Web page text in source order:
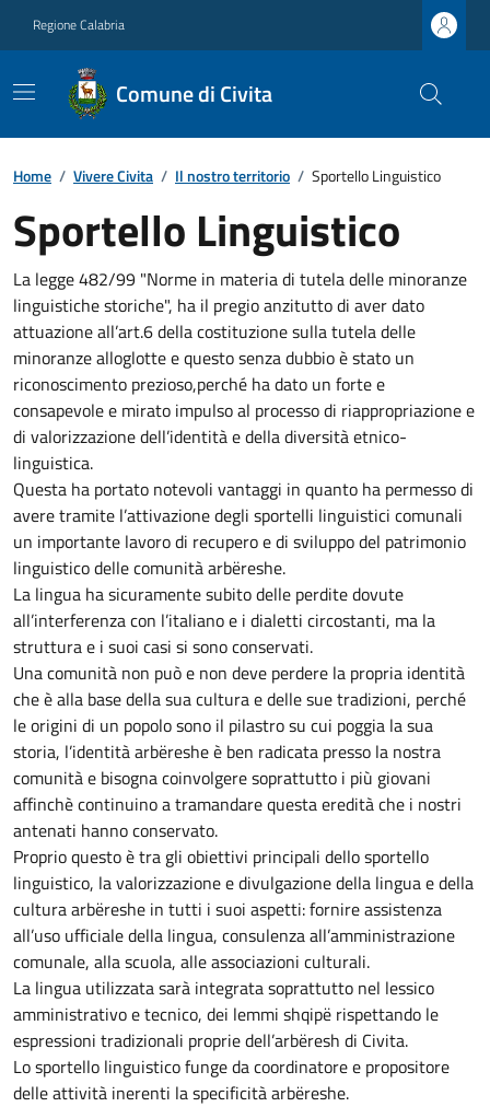
Regione Calabria
Comune di Civita
Home / Vivere Civita / Il nostro territorio / Sportello Linguistico
Sportello Linguistico
La legge 482/99 "Norme in materia di tutela delle minoranze
linguistiche storiche", ha il pregio anzitutto di aver dato
attuazione all’art.6 della costituzione sulla tutela delle
minoranze alloglotte e questo senza dubbio è stato un
riconoscimento prezioso,perché ha dato un forte e
consapevole e mirato impulso al processo di riappropriazione e
di valorizzazione dell’identità e della diversità etnico-
linguistica.
Questa ha portato notevoli vantaggi in quanto ha permesso di
avere tramite l’attivazione degli sportelli linguistici comunali
un importante lavoro di recupero e di sviluppo del patrimonio
linguistico delle comunità arbëreshe.
La lingua ha sicuramente subito delle perdite dovute
all’interferenza con l’italiano e i dialetti circostanti, ma la
struttura e i suoi casi si sono conservati.
Una comunità non può e non deve perdere la propria identità
che è alla base della sua cultura e delle sue tradizioni, perché
le origini di un popolo sono il pilastro su cui poggia la sua
storia, l’identità arbëreshe è ben radicata presso la nostra
comunità e bisogna coinvolgere soprattutto i più giovani
affinchè continuino a tramandare questa eredità che i nostri
antenati hanno conservato.
Proprio questo è tra gli obiettivi principali dello sportello
linguistico, la valorizzazione e divulgazione della lingua e della
cultura arbëreshe in tutti i suoi aspetti: fornire assistenza
all’uso ufficiale della lingua, consulenza all’amministrazione
comunale, alla scuola, alle associazioni culturali.
La lingua utilizzata sarà integrata soprattutto nel lessico
amministrativo e tecnico, dei lemmi shqipë rispettando le
espressioni tradizionali proprie dell’arbëresh di Civita.
Lo sportello linguistico funge da coordinatore e propositore
delle attività inerenti la specificità arbëreshe.